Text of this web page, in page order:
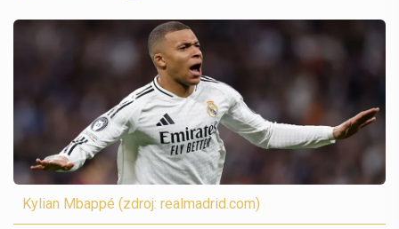
Kylian Mbappé (zdroj: realmadrid.com)